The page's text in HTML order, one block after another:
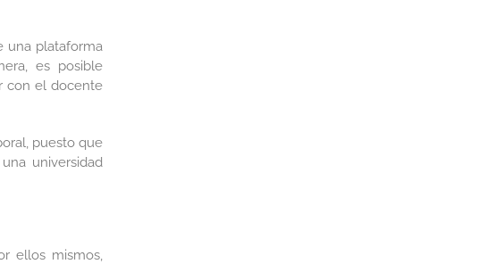
una plataforma
es posible
con el docente
puesto que
universidad
ellos mismos,